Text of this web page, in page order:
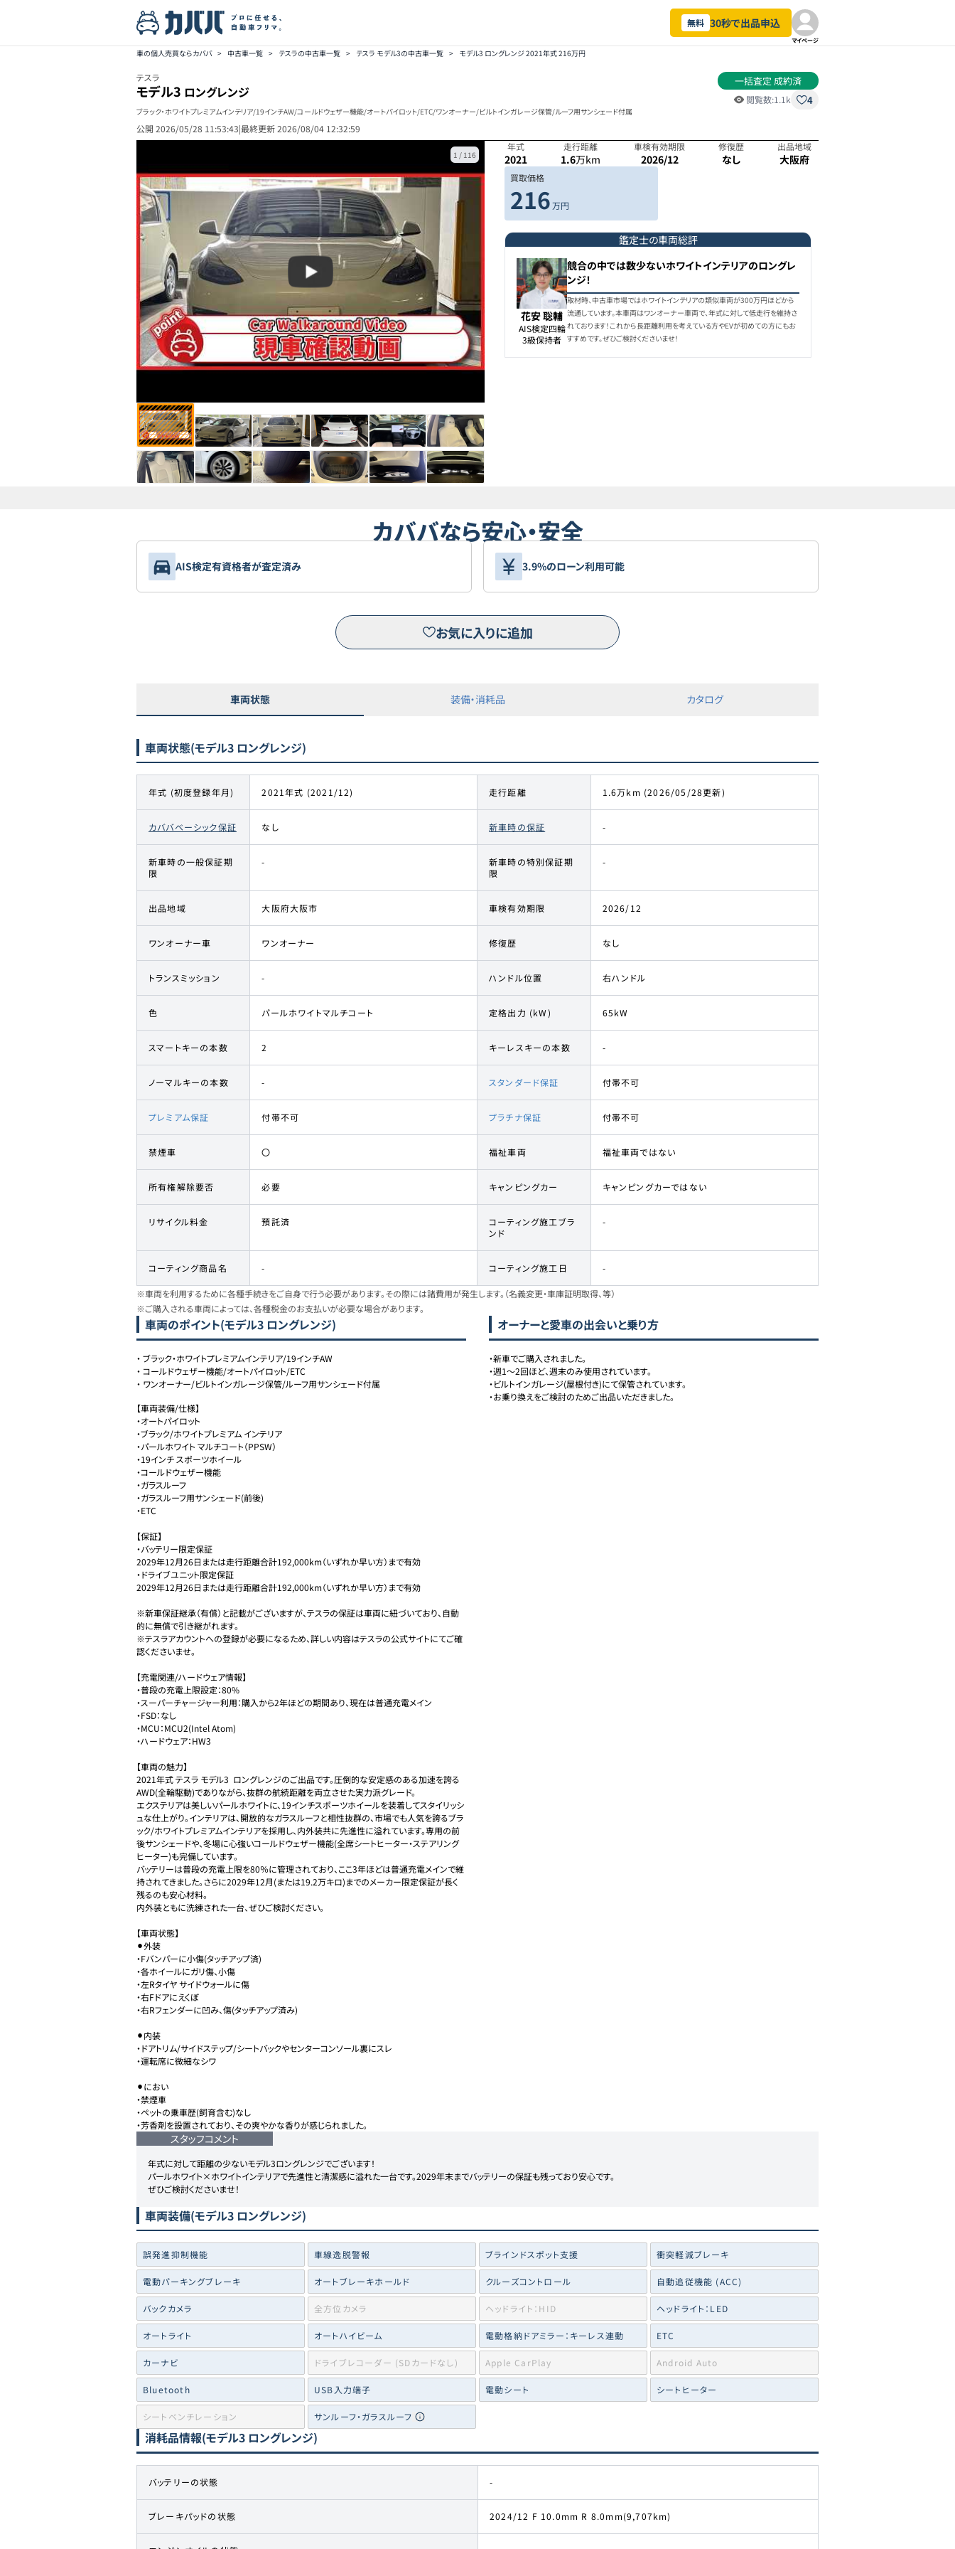
無料 30秒で出品申込
マイページ
車の個人売買ならカババ > 中古車一覧 > テスラの中古車一覧 > テスラ モデル3の中古車一覧 > モデル3 ロングレンジ 2021年式 216万円
テスラ
モデル3 ロングレンジ
ブラック・ホワイトプレミアムインテリア/19インチAW/コールドウェザー機能/オートパイロット/ETC/ワンオーナー/ビルトインガレージ保管/ルーフ用サンシェード付属
一括査定 成約済
閲覧数:1.1k 4
公開 2026/05/28 11:53:43|最終更新2026/08/04 12:32:59
1 / 116
年式
2021
走行距離
1.6万km
車検有効期限
2026/12
修復歴
なし
出品地域
大阪府
買取価格
216万円
鑑定士の車両総評
花安 聡輔
AIS検定四輪
3級保持者
競合の中では数少ないホワイトインテリアのロングレ
ンジ！
取材時、中古車市場ではホワイトインテリアの類似車両が300万円ほどから
流通しています。本車両はワンオーナー車両で、年式に対して低走行を維持さ
れております！これから長距離利用を考えている方やEVが初めての方にもお
すすめです。ぜひご検討くださいませ！
カババなら安心・安全
AIS検定有資格者が査定済み 3.9%のローン利用可能
お気に入りに追加
車両状態 装備・消耗品 カタログ
車両状態(モデル3 ロングレンジ)
年式 (初度登録年月) 2021年式 (2021/12) 走行距離 1.6万km (2026/05/28更新)
カババベーシック保証 なし 新車時の保証 -
新車時の一般保証期
限
-
新車時の特別保証期
限
-
出品地域 大阪府大阪市 車検有効期限 2026/12
ワンオーナー車 ワンオーナー 修復歴 なし
トランスミッション - ハンドル位置 右ハンドル
色 パールホワイトマルチコート 定格出力 (kW) 65kW
スマートキーの本数 2 キーレスキーの本数 -
ノーマルキーの本数 - スタンダード保証 付帯不可
プレミアム保証 付帯不可 プラチナ保証 付帯不可
禁煙車 〇 福祉車両 福祉車両ではない
所有権解除要否 必要 キャンピングカー キャンピングカーではない
リサイクル料金 預託済
コーティング施工ブラ
ンド
-
コーティング商品名 - コーティング施工日 -
※車両を利用するために各種手続きをご自身で行う必要があります。その際には諸費用が発生します。（名義変更・車庫証明取得、等）
※ご購入される車両によっては、各種税金のお支払いが必要な場合があります。
車両のポイント(モデル3 ロングレンジ)
・ ブラック・ホワイトプレミアムインテリア/19インチAW
・ コールドウェザー機能/オートパイロット/ETC
・ ワンオーナー/ビルトインガレージ保管/ルーフ用サンシェード付属
【車両装備/仕様】
・オートパイロット
・ブラック/ホワイトプレミアム インテリア
・パールホワイト マルチコート（PPSW）
・19インチ スポーツホイール
・コールドウェザー機能
・ガラスルーフ
・ガラスルーフ用サンシェード(前後)
・ETC
【保証】
・バッテリー限定保証
2029年12月26日または走行距離合計192,000km（いずれか早い方）まで有効
・ドライブユニット限定保証
2029年12月26日または走行距離合計192,000km（いずれか早い方）まで有効
※新車保証継承（有償）と記載がございますが、テスラの保証は車両に紐づいており、自動
的に無償で引き継がれます。
※テスラアカウントへの登録が必要になるため、詳しい内容はテスラの公式サイトにてご確
認くださいませ。
【充電関連/ハードウェア情報】
・普段の充電上限設定：80%
・スーパーチャージャー利用：購入から2年ほどの期間あり、現在は普通充電メイン
・FSD：なし
・MCU：MCU2(Intel Atom)
・ハードウェア：HW3
【車両の魅力】
2021年式 テスラ モデル3  ロングレンジのご出品です。圧倒的な安定感のある加速を誇る
AWD(全輪駆動)でありながら、抜群の航続距離を両立させた実力派グレード。
エクステリアは美しいパールホワイトに、19インチスポーツホイールを装着してスタイリッシ
ュな仕上がり。インテリアは、開放的なガラスルーフと相性抜群の、市場でも人気を誇るブラ
ック/ホワイトプレミアムインテリアを採用し、内外装共に先進性に溢れています。専用の前
後サンシェードや、冬場に心強いコールドウェザー機能(全席シートヒーター・ステアリング
ヒーター)も完備しています。
バッテリーは普段の充電上限を80％に管理されており、ここ3年ほどは普通充電メインで維
持されてきました。さらに2029年12月(または19.2万キロ)までのメーカー限定保証が長く
残るのも安心材料。
内外装ともに洗練された一台、ぜひご検討ください。
【車両状態】
⚫︎外装
・Fバンパーに小傷(タッチアップ済)
・各ホイールにガリ傷、小傷
・左Rタイヤ サイドウォールに傷
・右Fドアにえくぼ
・右Rフェンダーに凹み、傷(タッチアップ済み)
⚫︎内装
・ドアトリム/サイドステップ/シートバックやセンターコンソール裏にスレ
・運転席に微細なシワ
⚫︎におい
・禁煙車
・ペットの乗車歴(飼育含む)なし
・芳香剤を設置されており、その爽やかな香りが感じられました。
オーナーと愛車の出会いと乗り方
・新車でご購入されました。
・週1〜2回ほど、週末のみ使用されています。
・ビルトインガレージ(屋根付き)にて保管されています。
・お乗り換えをご検討のためご出品いただきました。
スタッフコメント
年式に対して距離の少ないモデル3ロングレンジでございます！
パールホワイト×ホワイトインテリアで先進性と清潔感に溢れた一台です。2029年末までバッテリーの保証も残っており安心です。
ぜひご検討くださいませ！
車両装備(モデル3 ロングレンジ)
誤発進抑制機能 車線逸脱警報 ブラインドスポット支援 衝突軽減ブレーキ
電動パーキングブレーキ オートブレーキホールド クルーズコントロール 自動追従機能 (ACC)
バックカメラ 全方位カメラ ヘッドライト：HID ヘッドライト：LED
オートライト オートハイビーム 電動格納ドアミラー：キーレス連動 ETC
カーナビ ドライブレコーダー (SDカードなし) Apple CarPlay Android Auto
Bluetooth USB入力端子 電動シート シートヒーター
シートベンチレーション サンルーフ・ガラスルーフ
消耗品情報(モデル3 ロングレンジ)
バッテリーの状態 -
ブレーキパッドの状態 2024/12 F 10.0mm R 8.0mm(9,707km)